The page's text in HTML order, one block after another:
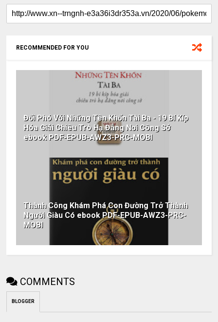
RECOMMENDED FOR YOU
Đối Phó Với Những Tên Khốn Tài Ba - 19 Bí Kíp
Hóa Giải Chiêu Trò Hạ Đẳng Nơi Công Sở
ebook PDF-EPUB-AWZ3-PRC-MOBI
Thành Công Khám Phá Con Đường Trở Thành
Người Giàu Có ebook PDF-EPUB-AWZ3-PRC-
MOBI
COMMENTS
BLOGGER